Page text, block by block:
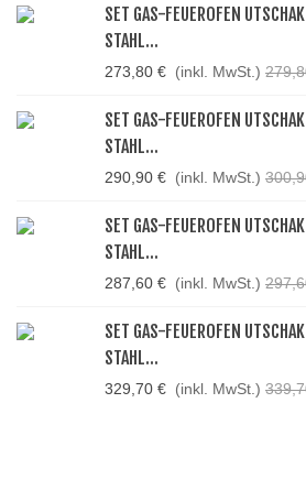
SET GAS-FEUEROFEN
STAHL...
273,80 € (inkl. MwSt.)
SET GAS-FEUEROFEN
STAHL...
290,90 € (inkl. MwSt.)
SET GAS-FEUEROFEN
STAHL...
287,60 € (inkl. MwSt.)
SET GAS-FEUEROFEN
STAHL...
329,70 € (inkl. MwSt.)